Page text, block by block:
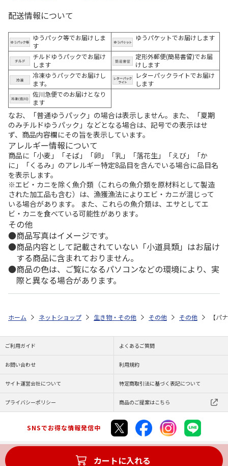
配送情報について
ゆうパック等でお届けしま
す
ゆうパケットでお届けします
チルドゆうパックでお届け
します
定形外郵便(簡易書留)でお届
けします
冷凍ゆうパックでお届けし
ます。
レターパックライトでお届け
します
佐川急便でのお届けとなり
ます
なお、「普通ゆうパック」の場合は表示しません。また、「夏期
のみチルドゆうパック」などとなる場合は、記号での表示はせ
ず、商品内容欄にその旨を表示しています。
アレルギー情報について
商品に「小麦」「そば」「卵」「乳」「落花生」「えび」「か
に」「くるみ」のアレルギー特定8品目を含んでいる場合に品目名
を表示します。
※エビ・カニを除く魚介類（これらの魚介類を原材料として製造
された加工品も含む）は、漁獲漁法によりエビ・カニが混じって
いる場合があります。 また、これらの魚介類は、エサとしてエ
ビ・カニを食べている可能性があります。
その他
商品写真はイメージです。
商品内容として記載されていない「小道具類」はお届け
する商品に含まれておりません。
商品の色は、ご覧になるパソコンなどの環境により、実
際と異なる場合があります。
カートに入れる
ホーム ネットショップ 生き物・その他 その他 その他 【パ
ご利用ガイド よくあるご質問
お問い合わせ 利用規約
サイト運営会社について 特定商取引法に基づく表記について
プライバシーポリシー 商品のご提案はこちら
SNSでお得な情報発信中